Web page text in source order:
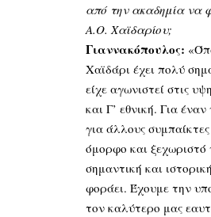
από την ακαδημία να
Α.Ο. Χαϊδαρίου;
Γιαννακόπουλος:
Χαϊδάρι έχει πολύ
είχε αγωνιστεί στις
και Γ’ εθνική. Για
για άλλους
όμορφο και ξεχωριστό
σημαντική και
φοράει. Έχουμε την
τον καλύτερο μας